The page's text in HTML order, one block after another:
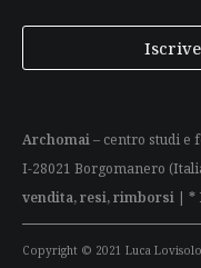
Archomai– centro studi e
I-28021 Borgomanero
vendita, resi, rimborsi | *
Copyright © 2021 Luca Lovisolo